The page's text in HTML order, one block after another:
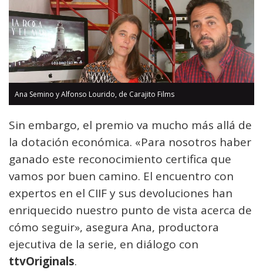
Ana Semino y Alfonso Lourido, de Carajito Films
Sin embargo, el premio va mucho más allá de
la dotación económica. «Para nosotros haber
ganado este reconocimiento certifica que
vamos por buen camino. El encuentro con
expertos en el CIIF y sus devoluciones han
enriquecido nuestro punto de vista acerca de
cómo seguir», asegura Ana, productora
ejecutiva de la serie, en diálogo con
ttvOriginals.